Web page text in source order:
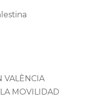
VALÈNCIA
MOVILIDAD